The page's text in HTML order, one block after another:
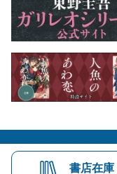
書店在庫
会社概要
株式会社文藝春秋